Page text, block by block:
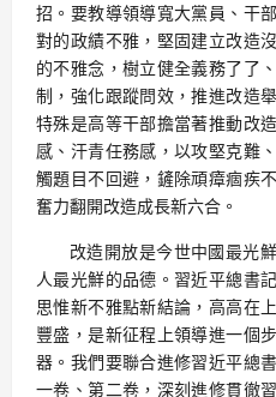
招。要教導領導寬大黨員、干
對的政績不雅，堅固建立改造
的不雅念，樹立健全義務了了
制，強化跟蹤問效，推進改造
特殊是高等干部擔當著推動改
感、汗青任務感，以攻堅克難
觸題目不回避，鏟除頑瘴痼疾
奮力翻開改造成長新六合。
改造開放是今世中國最光
人最光鮮的品德。習近平總書
思惟新不雅點新結論，高高在
豐盛，是新征程上領導進一個
器。我們要聯合進修習近平總
一卷、第二卷，深刻進修貫徹